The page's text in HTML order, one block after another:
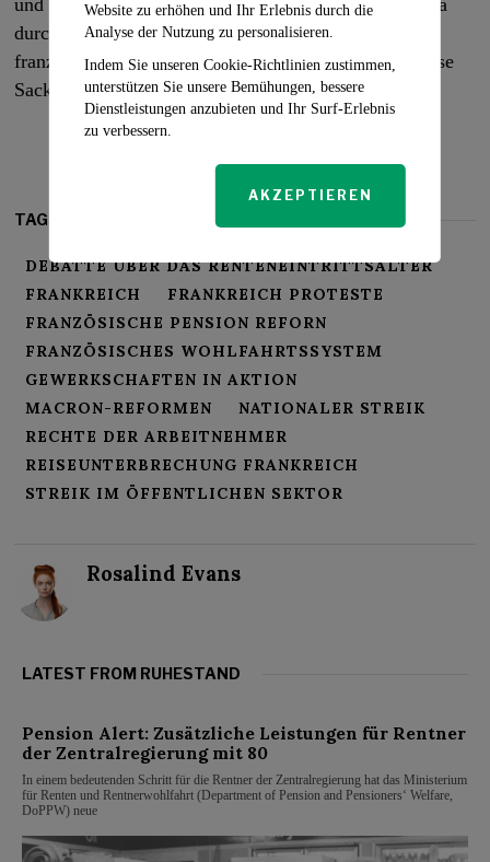
und einer Regierung, die entschlossen ist, ihre Agenda
durchzusetzen, ist die Welt gespannt, wie der
französische Widerstands- und Verhandlungsgeist diese
Sackgasse überwinden wird.
TAGS:
DEBATTE ÜBER DAS RENTENEINTRITTSALTER
FRANKREICH
FRANKREICH PROTESTE
FRANZÖSISCHE PENSION REFORN
FRANZÖSISCHES WOHLFAHRTSSYSTEM
GEWERKSCHAFTEN IN AKTION
MACRON-REFORMEN
NATIONALER STREIK
RECHTE DER ARBEITNEHMER
REISEUNTERBRECHUNG FRANKREICH
STREIK IM ÖFFENTLICHEN SEKTOR
Rosalind Evans
LATEST FROM RUHESTAND
Pension Alert: Zusätzliche Leistungen für Rentner
der Zentralregierung mit 80
In einem bedeutenden Schritt für die Rentner der Zentralregierung hat das Ministerium
für Renten und Rentnerwohlfahrt (Department of Pension and Pensioners‘ Welfare,
DoPPW) neue
Website zu erhöhen und Ihr Erlebnis durch die
Analyse der Nutzung zu personalisieren.
Indem Sie unseren Cookie-Richtlinien zustimmen,
unterstützen Sie unsere Bemühungen, bessere
Dienstleistungen anzubieten und Ihr Surf-Erlebnis
zu verbessern.
AKZEPTIEREN